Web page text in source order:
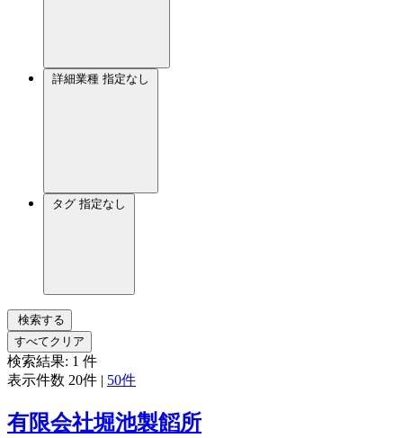
詳細業種 指定なし
タグ 指定なし
検索する
すべてクリア
検索結果: 1 件
表示件数 20件 | 50件
有限会社堀池製饀所